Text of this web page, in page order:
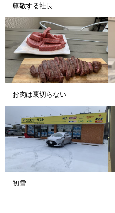
尊敬する社長
お肉は裏切らない
初雪